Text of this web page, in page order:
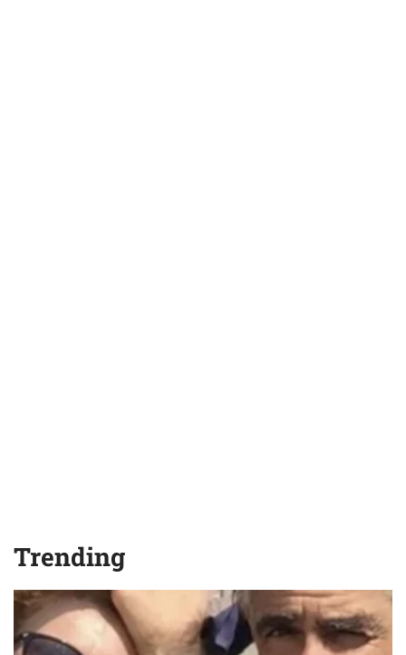
Trending